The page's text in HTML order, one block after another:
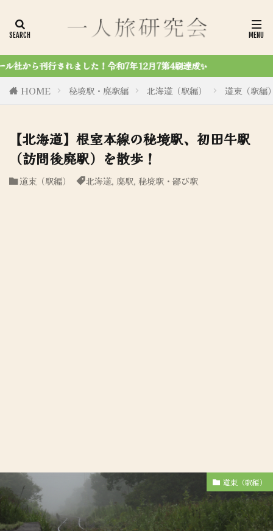
刷達成✨
HOME
秘境駅・廃駅編 北海道（駅編） 道東（駅編
【北海道】根室本線の秘境駅、初田牛駅
（訪問後廃駅）を散歩！
道東（駅編） 北海道, 廃駅, 秘境駅・鄙び駅
道東（駅編）